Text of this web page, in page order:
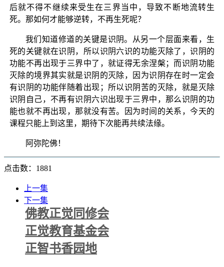
后就不得不继续来受生在三界当中，导致不断地流转生
死。那如何才能够逆转，不再生死呢？
我们知道修道的关键是识阴。从另一个层面来看，生
死的关键就在识阴，所以识阴六识的功能灭除了，识阴的
功能不再出现于三界中了，就证得无余涅槃；而识阴功能
灭除的境界其实就是识阴的灭除，因为识阴存在时一定会
有识阴的功能伴随着出现；所以识阴苦的灭除，就是灭除
识阴自己，不再有识阴六识出现于三界中，那么识阴的功
能也就不再出现，那就没有苦。因为时间的关系，今天的
课程只能上到这里，期待下次能再共续法缘。
阿弥陀佛！
点击数：1881
上一集
下一集
佛教正觉同修会
正觉教育基金会
正智书香园地